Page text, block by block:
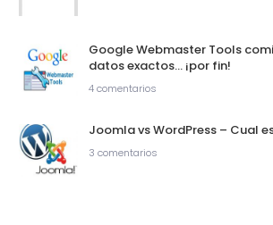
Google Webmaster Tools
datos exactos… ¡por fin!
4 comentarios
Joomla vs WordPress – Cual
3 comentarios